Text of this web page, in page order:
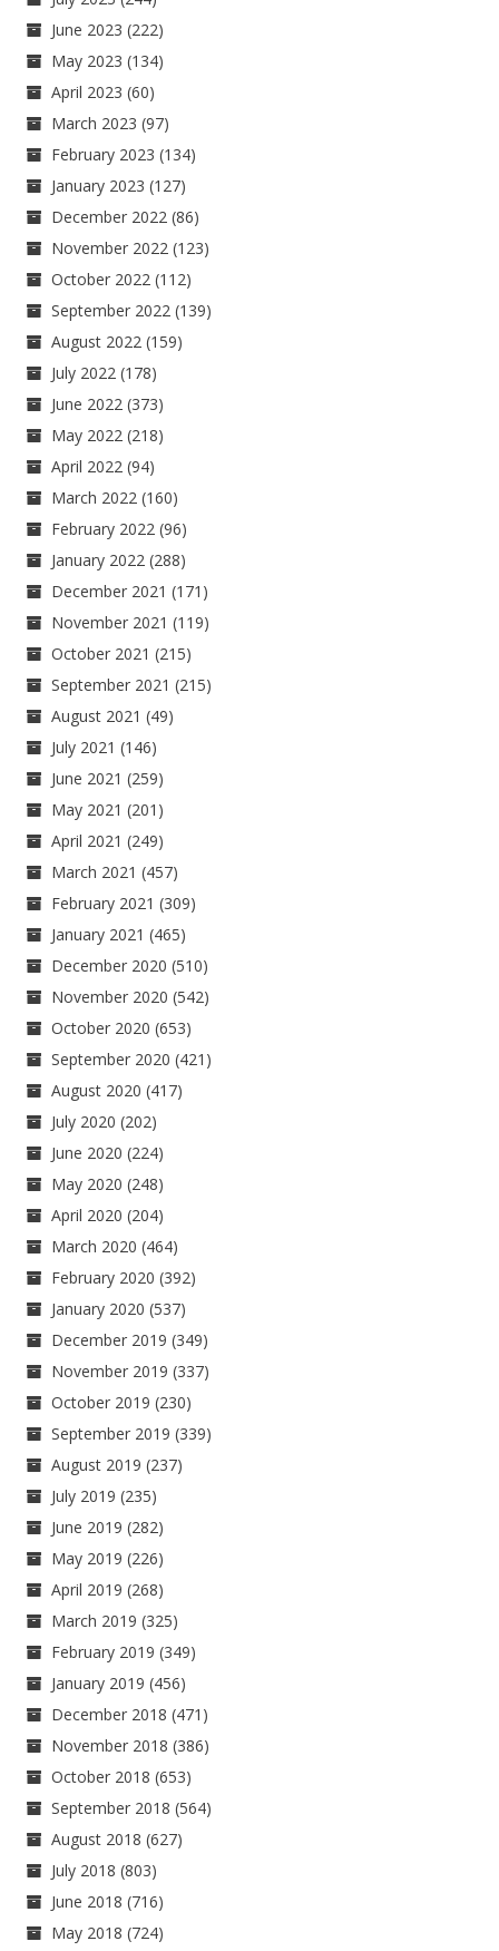
June 2023 (222)
May 2023 (134)
April 2023 (60)
March 2023 (97)
February 2023 (134)
January 2023 (127)
December 2022 (86)
November 2022 (123)
October 2022 (112)
September 2022 (139)
August 2022 (159)
July 2022 (178)
June 2022 (373)
May 2022 (218)
April 2022 (94)
March 2022 (160)
February 2022 (96)
January 2022 (288)
December 2021 (171)
November 2021 (119)
October 2021 (215)
September 2021 (215)
August 2021 (49)
July 2021 (146)
June 2021 (259)
May 2021 (201)
April 2021 (249)
March 2021 (457)
February 2021 (309)
January 2021 (465)
December 2020 (510)
November 2020 (542)
October 2020 (653)
September 2020 (421)
August 2020 (417)
July 2020 (202)
June 2020 (224)
May 2020 (248)
April 2020 (204)
March 2020 (464)
February 2020 (392)
January 2020 (537)
December 2019 (349)
November 2019 (337)
October 2019 (230)
September 2019 (339)
August 2019 (237)
July 2019 (235)
June 2019 (282)
May 2019 (226)
April 2019 (268)
March 2019 (325)
February 2019 (349)
January 2019 (456)
December 2018 (471)
November 2018 (386)
October 2018 (653)
September 2018 (564)
August 2018 (627)
July 2018 (803)
June 2018 (716)
May 2018 (724)